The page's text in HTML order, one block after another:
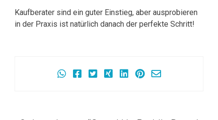
Kaufberater sind ein guter Einstieg, aber ausprobieren
in der Praxis ist natürlich danach der perfekte Schritt!